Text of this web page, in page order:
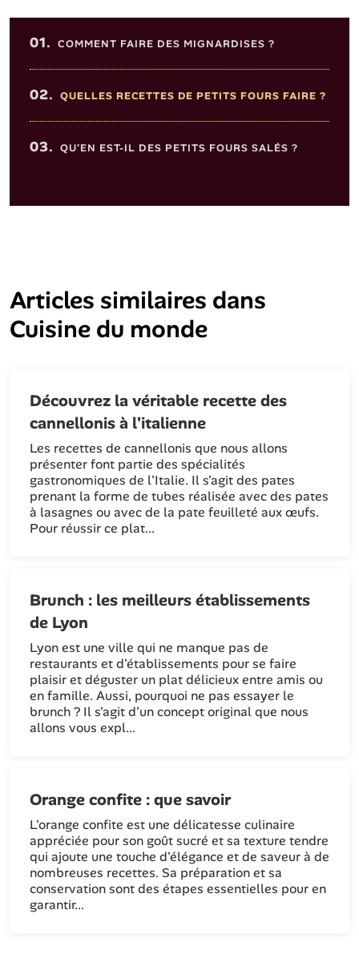
Sommaire de l'article
01. COMMENT FAIRE DES MIGNARDISES ?
02. QUELLES RECETTES DE PETITS FOURS FAIRE ?
03. QU'EN EST-IL DES PETITS FOURS SALÉS ?
Articles similaires dans
Cuisine du monde
Découvrez la véritable recette des
cannellonis à l'italienne
Les recettes de cannellonis que nous allons
présenter font partie des spécialités
gastronomiques de l'Italie. Il s'agit des pates
prenant la forme de tubes réalisée avec des pates
à lasagnes ou avec de la pate feuilleté aux œufs.
Pour réussir ce plat...
Brunch : les meilleurs établissements
de Lyon
Lyon est une ville qui ne manque pas de
restaurants et d'établissements pour se faire
plaisir et déguster un plat délicieux entre amis ou
en famille. Aussi, pourquoi ne pas essayer le
brunch ? Il s'agit d'un concept original que nous
allons vous expl...
Orange confite : que savoir
L'orange confite est une délicatesse culinaire
appréciée pour son goût sucré et sa texture tendre
qui ajoute une touche d'élégance et de saveur à de
nombreuses recettes. Sa préparation et sa
conservation sont des étapes essentielles pour en
garantir...